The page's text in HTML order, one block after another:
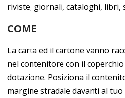
riviste, giornali, cataloghi, libri,
COME
La carta ed il cartone vanno
nel contenitore con il
dotazione. Posiziona il
margine stradale davanti al tuo